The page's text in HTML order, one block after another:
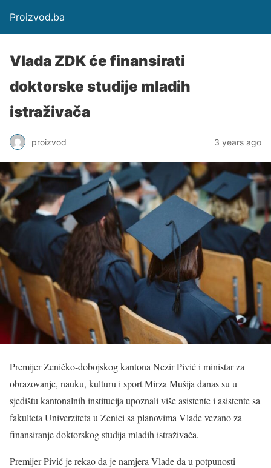
Proizvod.ba
Vlada ZDK će finansirati
doktorske studije mladih
istraživača
proizvod 3 years ago
Premijer Zeničko-dobojskog kantona Nezir Pivić i ministar za
obrazovanje, nauku, kulturu i sport Mirza Mušija danas su u
sjedištu kantonalnih institucija upoznali više asistente i asistente sa
fakulteta Univerziteta u Zenici sa planovima Vlade vezano za
finansiranje doktorskog studija mladih istraživača.
Premijer Pivić je rekao da je namjera Vlade da u potpunosti